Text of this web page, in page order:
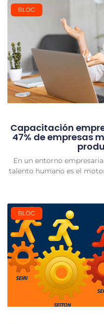
BLOG
Capacitación
47% de empresas
En un entorno
talento humano es el
BLOG